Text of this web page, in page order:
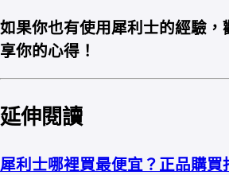
如果你也有使用犀利士的經驗，
享你的心得！
延伸閱讀
犀利士哪裡買最便宜？正品購買